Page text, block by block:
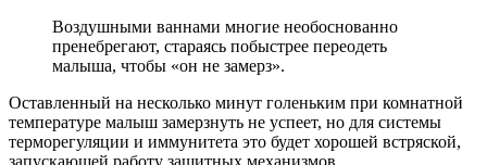
Воздушными ваннами многие необоснованно
пренебрегают, стараясь побыстрее переодеть
малыша, чтобы «он не замерз».
Оставленный на несколько минут голеньким при комнатной
температуре малыш замерзнуть не успеет, но для системы
терморегуляции и иммунитета это будет хорошей встряской,
запускающей работу защитных механизмов.